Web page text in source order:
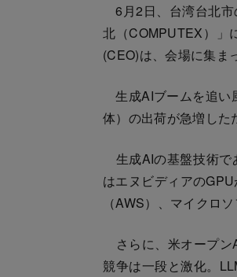
6月2日、台湾台北市
北（COMPUTEX）」
(CEO)は、会場に集ま
生成AIブームを追い
体）の出荷が急増した
生成AIの基盤技術で
はエヌビディアの
（AWS）、マイクロ
さらに、米オープン
競争は一段と激化。